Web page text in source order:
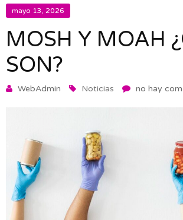
mayo 13, 2026
MOSH Y MOAH
SON?
WebAdmin Noticias no hay